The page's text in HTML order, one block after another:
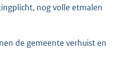
nog volle etmalen
de gemeente verhuist en